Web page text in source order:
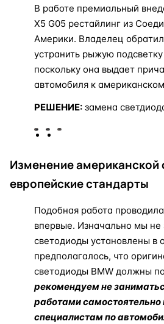
В работе премиальный
X5 G05 рестайлинг из
Америки. Владелец
устранить рыжую подсветку
поскольку она выдает
автомобиля к
РЕШЕНИЕ: замена
Изменение американской
европейские стандарты
Подобная работа
впервые. Изначально мы не
светодиоды установлены в
предполагалось, что
светодиоды BMW должны
рекомендуем не
работами
специалистам по